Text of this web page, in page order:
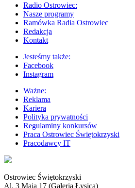
Radio Ostrowiec:
Nasze programy
Ramówka Radia Ostrowiec
Redakcja
Kontakt
Jesteśmy także:
Facebook
Instagram
Ważne:
Reklama
Kariera
Polityka prywatności
Regulaminy konkursów
Praca Ostrowiec Świętokrzyski
Pracodawcy IT
Ostrowiec Świętokrzyski
Al. 3 Maja 17 (Galeria Łysica)